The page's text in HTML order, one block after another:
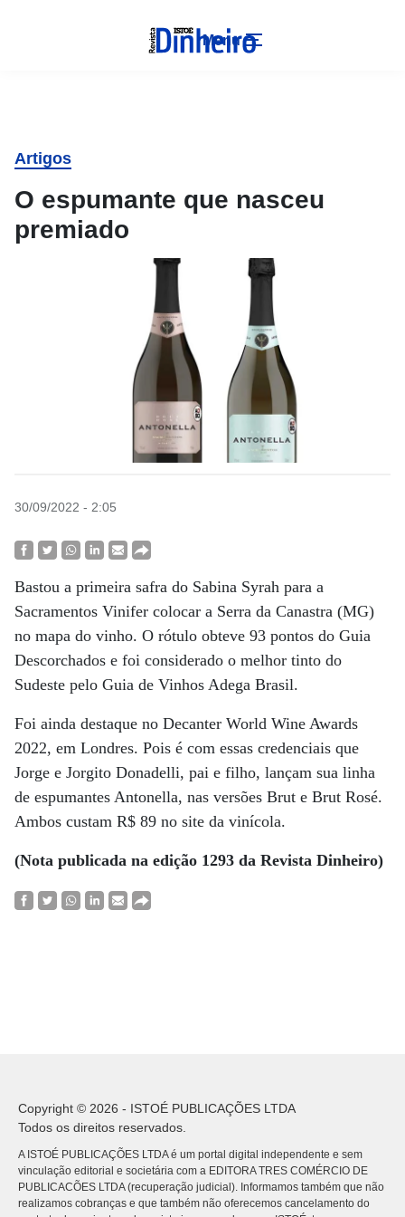
Menu
Artigos
O espumante que nasceu
premiado
30/09/2022 - 2:05
Bastou a primeira safra do Sabina Syrah para a
Sacramentos Vinifer colocar a Serra da Canastra (MG)
no mapa do vinho. O rótulo obteve 93 pontos do Guia
Descorchados e foi considerado o melhor tinto do
Sudeste pelo Guia de Vinhos Adega Brasil.
Foi ainda destaque no Decanter World Wine Awards
2022, em Londres. Pois é com essas credenciais que
Jorge e Jorgito Donadelli, pai e filho, lançam sua linha
de espumantes Antonella, nas versões Brut e Brut Rosé.
Ambos custam R$ 89 no site da vinícola.
(Nota publicada na edição 1293 da Revista Dinheiro)
Copyright © 2026 - ISTOÉ PUBLICAÇÕES LTDA
Todos os direitos reservados.
A ISTOÉ PUBLICAÇÕES LTDA é um portal digital independente e sem
vinculação editorial e societária com a EDITORA TRES COMÉRCIO DE
PUBLICACÕES LTDA (recuperação judicial). Informamos também que não
realizamos cobranças e que também não oferecemos cancelamento do